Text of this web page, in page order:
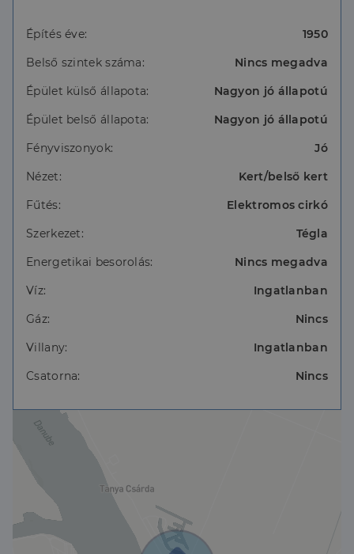
szerelmeseinek.
kérem hívjon!
Építés éve:
1950
Belső szintek száma:
Nincs megadva
Épület külső állapota:
Nagyon jó állapotú
Épület belső állapota:
Nagyon jó állapotú
Fényviszonyok:
Jó
Nézet:
Kert/belső kert
Fűtés:
Elektromos cirkó
Szerkezet:
Tégla
Energetikai besorolás:
Nincs megadva
Víz:
Ingatlanban
Gáz:
Nincs
Villany:
Ingatlanban
Csatorna:
Nincs